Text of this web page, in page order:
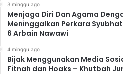
3 minggu ago
Menjaga Diri Dan Agama
Meninggalkan Perkara
6 Arbain Nawawi
4 minggu ago
Bijak Menggunakan Media
Fitnah dan Hoaks – Khutbah